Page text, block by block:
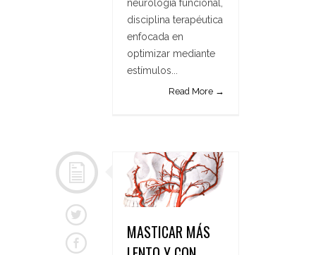
neurología funcional,
disciplina terapéutica
enfocada en
optimizar mediante
estímulos...
Read More →
MASTICAR MÁS